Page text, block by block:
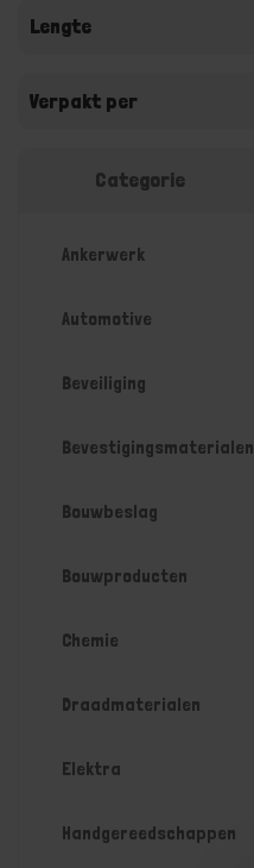
Lengte
Verpakt per
Categorie
Ankerwerk
Automotive
Beveiliging
Bevestigingsmaterialen
Bouwbeslag
Bouwproducten
Chemie
Draadmaterialen
Elektra
Handgereedschappen